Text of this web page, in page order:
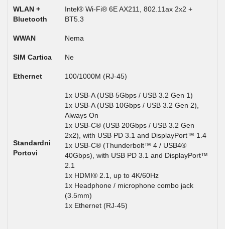
WLAN +
Bluetooth
Intel® Wi-Fi® 6E AX211, 802.11ax 2x2 +
BT5.3
WWAN Nema
SIM Cartica Ne
Ethernet 100/1000M (RJ-45)
Standardni
Portovi
1x USB-A (USB 5Gbps / USB 3.2 Gen 1)
1x USB-A (USB 10Gbps / USB 3.2 Gen 2),
Always On
1x USB-C® (USB 20Gbps / USB 3.2 Gen
2x2), with USB PD 3.1 and DisplayPort™ 1.4
1x USB-C® (Thunderbolt™ 4 / USB4®
40Gbps), with USB PD 3.1 and DisplayPort™
2.1
1x HDMI® 2.1, up to 4K/60Hz
1x Headphone / microphone combo jack
(3.5mm)
1x Ethernet (RJ-45)